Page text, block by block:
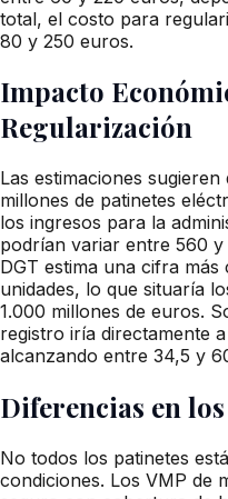
total, el costo para
80 y 250 euros.
Impacto
Regularización
Las estimaciones
millones de patinetes
los ingresos para la
podrían variar entre 560 y
DGT estima una cifra
unidades, lo que situaría
1.000 millones de euros.
registro iría directamente
alcanzando entre 34,5 y
Diferencias en
No todos los patinetes
condiciones. Los VMP de